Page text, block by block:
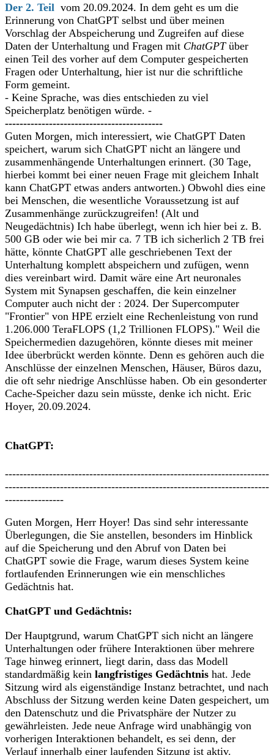
Der 2. Teil vom 20.09.2024. In dem geht es um die
Erinnerung von ChatGPT selbst und über meinen
Vorschlag der Abspeicherung und Zugreifen auf diese
Daten der Unterhaltung und Fragen mit ChatGPT über
einen Teil des vorher auf dem Computer gespeicherten
Fragen oder Unterhaltung, hier ist nur die schriftliche
Form gemeint.
- Keine Sprache, was dies entschieden zu viel
Speicherplatz benötigen würde. -
-------------------------------------------
Guten Morgen, mich interessiert, wie ChatGPT Daten
speichert, warum sich ChatGPT nicht an längere und
zusammenhängende Unterhaltungen erinnert. (30 Tage,
hierbei kommt bei einer neuen Frage mit gleichem Inhalt
kann ChatGPT etwas anders antworten.) Obwohl dies eine
bei Menschen, die wesentliche Voraussetzung ist auf
Zusammenhänge zurückzugreifen! (Alt und
Neugedächtnis) Ich habe überlegt, wenn ich hier bei z. B.
500 GB oder wie bei mir ca. 7 TB ich sicherlich 2 TB frei
hätte, könnte ChatGPT alle geschriebenen Text der
Unterhaltung komplett abspeichern und zufügen, wenn
dies vereinbart wird. Damit wäre eine Art neuronales
System mit Synapsen geschaffen, die kein einzelner
Computer auch nicht der : 2024. Der Supercomputer
"Frontier" von HPE erzielt eine Rechenleistung von rund
1.206.000 TeraFLOPS (1,2 Trillionen FLOPS)." Weil die
Speichermedien dazugehören, könnte dieses mit meiner
Idee überbrückt werden könnte. Denn es gehören auch die
Anschlüsse der einzelnen Menschen, Häuser, Büros dazu,
die oft sehr niedrige Anschlüsse haben. Ob ein gesonderter
Cache-Speicher dazu sein müsste, denke ich nicht. Eric
Hoyer, 20.09.2024.
ChatGPT:
------------------------------------------------------------------------
------------------------------------------------------------------------
----------------
Guten Morgen, Herr Hoyer! Das sind sehr interessante
Überlegungen, die Sie anstellen, besonders im Hinblick
auf die Speicherung und den Abruf von Daten bei
ChatGPT sowie die Frage, warum dieses System keine
fortlaufenden Erinnerungen wie ein menschliches
Gedächtnis hat.
ChatGPT und Gedächtnis:
Der Hauptgrund, warum ChatGPT sich nicht an längere
Unterhaltungen oder frühere Interaktionen über mehrere
Tage hinweg erinnert, liegt darin, dass das Modell
standardmäßig kein langfristiges Gedächtnis hat. Jede
Sitzung wird als eigenständige Instanz betrachtet, und nach
Abschluss der Sitzung werden keine Daten gespeichert, um
den Datenschutz und die Privatsphäre der Nutzer zu
gewährleisten. Jede neue Anfrage wird unabhängig von
vorherigen Interaktionen behandelt, es sei denn, der
Verlauf innerhalb einer laufenden Sitzung ist aktiv.